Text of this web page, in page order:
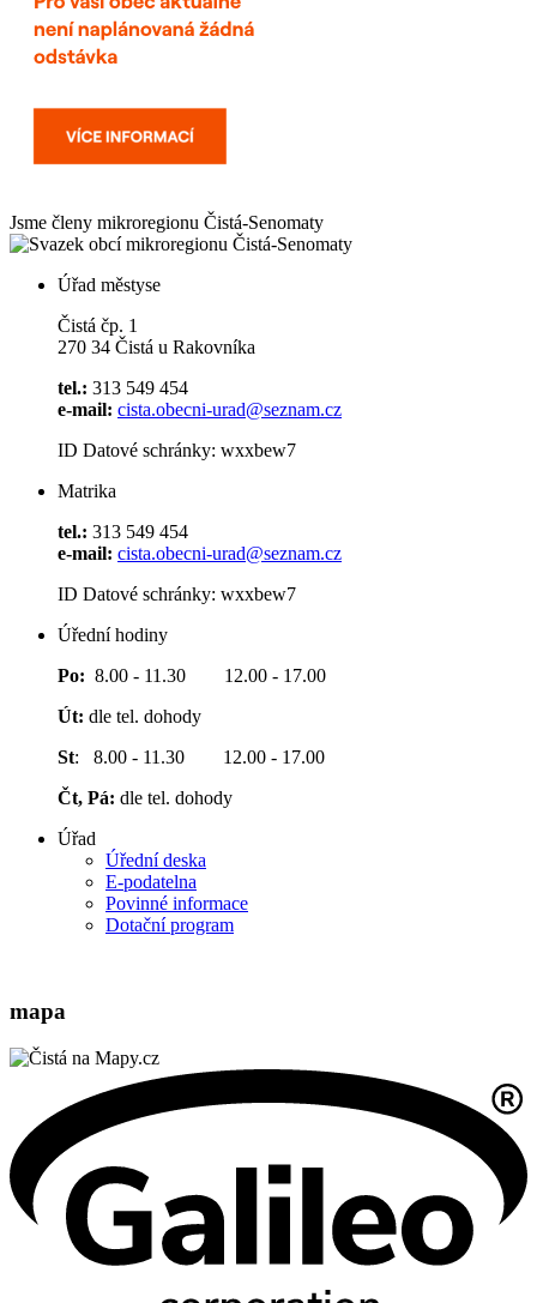
Jsme členy mikroregionu Čistá-Senomaty
Úřad městyse
Čistá čp. 1
270 34 Čistá u Rakovníka
tel.: 313 549 454
e-mail: cista.obecni-urad@seznam.cz
ID Datové schránky: wxxbew7
Matrika
tel.: 313 549 454
e-mail: cista.obecni-urad@seznam.cz
ID Datové schránky: wxxbew7
Úřední hodiny
Po: 8.00 - 11.30 12.00 - 17.00
Út: dle tel. dohody
St: 8.00 - 11.30 12.00 - 17.00
Čt, Pá: dle tel. dohody
Úřad
Úřední deska
E-podatelna
Povinné informace
Dotační program
mapa